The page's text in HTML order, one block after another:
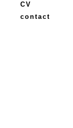
CV
contact